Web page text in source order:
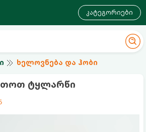
კატეგორიები
ხელოვნება და ჰობი
ტყლარწი